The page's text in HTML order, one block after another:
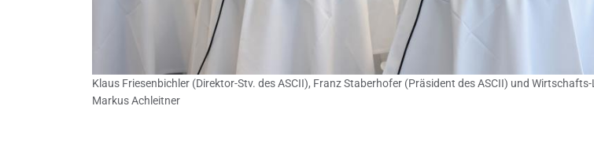
Klaus Friesenbichler (Direktor-Stv. des ASCII), Franz Staberhofer (Präsident des ASCII) und
Markus Achleitner